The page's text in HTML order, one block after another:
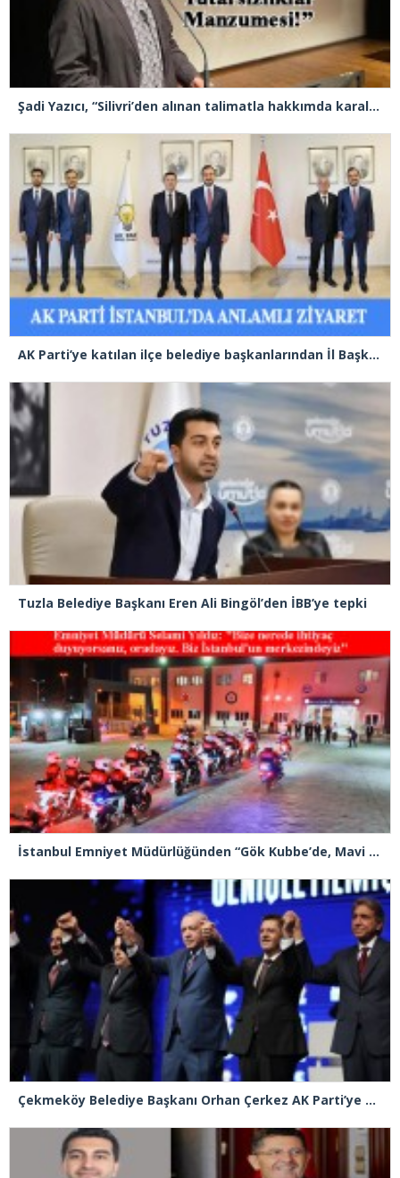
Şadi Yazıcı, “Silivri’den alınan talimatla hakkımda karalama kampanyası yürütülüyor”
AK Parti’ye katılan ilçe belediye başkanlarından İl Başkanı Özdemir’e ziyaret
Tuzla Belediye Başkanı Eren Ali Bingöl’den İBB’ye tepki
İstanbul Emniyet Müdürlüğünden “Gök Kubbe’de, Mavi Vatan’da, Şanlı Topraklarda: İstanbul Emniyeti Her Yerde” paylaşımı
Çekmeköy Belediye Başkanı Orhan Çerkez AK Parti’ye katıldı